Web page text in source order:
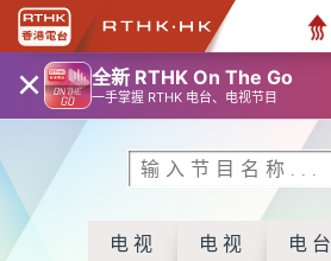
× 全新 RTHK On The Go
一手掌握 RTHK 电台、电视节目
电视 电视 电台